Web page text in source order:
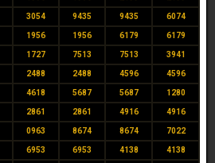
3054 9435 9435 6074
1956 1956 6179 6179
1727 7513 7513 3941
2488 2488 4596 4596
4618 5687 5687 1280
2861 2861 4916 4916
0963 8674 8674 7022
6953 6953 4138 4138